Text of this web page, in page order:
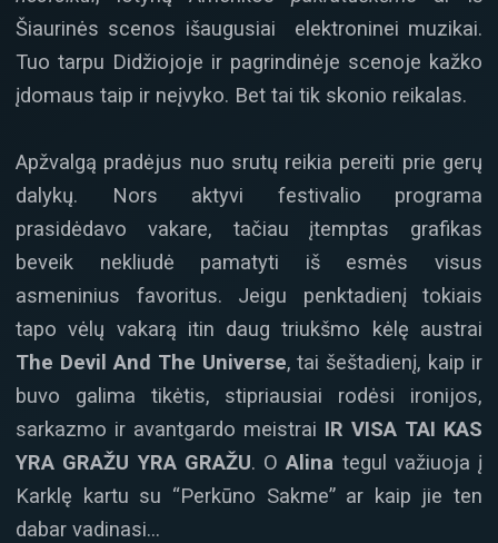
Šiaurinės scenos išaugusiai elektroninei muzikai.
Tuo tarpu Didžiojoje ir pagrindinėje scenoje kažko
įdomaus taip ir neįvyko. Bet tai tik skonio reikalas.
Apžvalgą pradėjus nuo srutų reikia pereiti prie gerų
dalykų. Nors aktyvi festivalio programa
prasidėdavo vakare, tačiau įtemptas grafikas
beveik nekliudė pamatyti iš esmės visus
asmeninius favoritus. Jeigu penktadienį tokiais
tapo vėlų vakarą itin daug triukšmo kėlę austrai
The Devil And The Universe, tai šeštadienį, kaip ir
buvo galima tikėtis, stipriausiai rodėsi ironijos,
sarkazmo ir avantgardo meistrai IR VISA TAI KAS
YRA GRAŽU YRA GRAŽU. OAlina tegul važiuoja į
Karklę kartu su “Perkūno Sakme” ar kaip jie ten
dabar vadinasi…